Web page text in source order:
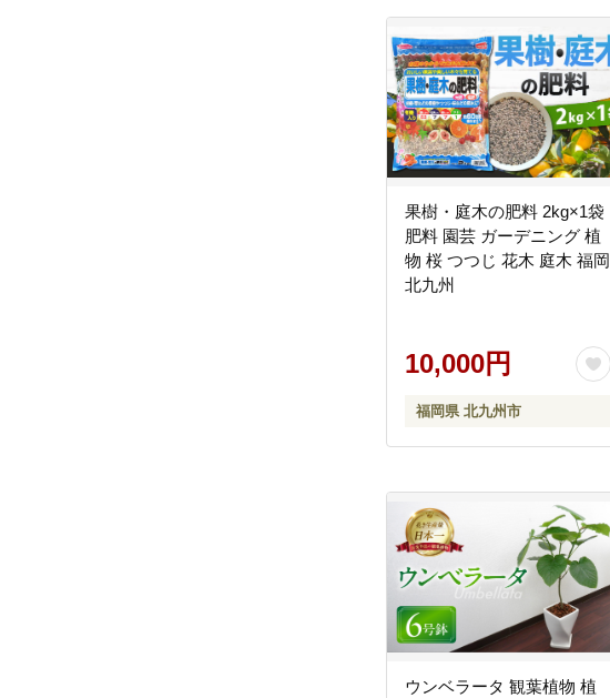
果樹・庭木の肥料 2kg×1袋
肥料 園芸 ガーデニング 植
物 桜 つつじ 花木 庭木 福岡
北九州
10,000円
福岡県 北九州市
ウンベラータ 観葉植物 植